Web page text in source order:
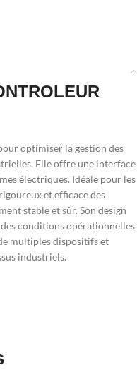
optimiser la gestion des
Elle offre une interface
électriques. Idéale pour les
et efficace des
stable et sûr. Son design
conditions opérationnelles
multiples dispositifs et
industriels.